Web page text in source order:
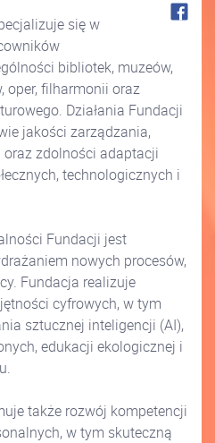
się w
bibliotek, muzeów,
oper, filharmonii oraz
Działania Fundacji
jakości zarządzania,
zdolności adaptacji
technologicznych i
Fundacji jest
nowych procesów,
Fundacja realizuje
cyfrowych, w tym
sztucznej inteligencji (AI),
edukacji ekologicznej i
także rozwój kompetencji
w tym skuteczną